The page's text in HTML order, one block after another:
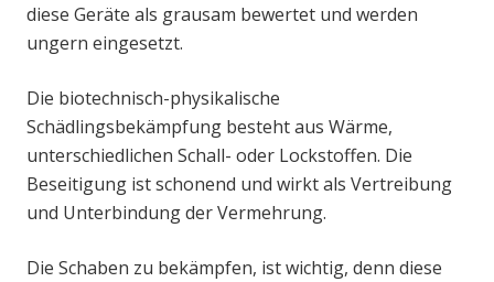
diese Geräte als grausam bewertet und werden
ungern eingesetzt.
Die biotechnisch-physikalische
Schädlingsbekämpfung besteht aus Wärme,
unterschiedlichen Schall- oder Lockstoffen. Die
Beseitigung ist schonend und wirkt als Vertreibung
und Unterbindung der Vermehrung.
Die Schaben zu bekämpfen, ist wichtig, denn diese